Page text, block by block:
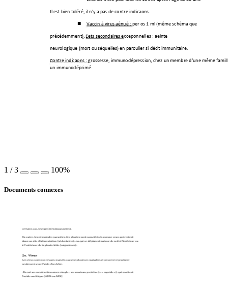
Il est bien toléré, il n’y a pas de contre indications.
Vaccin à virus atténué : per os 1 ml (même schéma que
précédemment), Effets secondaires exceptionnell es : atteinte
neurologique (mort ou séquelles) en particulier si déficit immunitaire.
Contre indications : grossesse, immunodépression, chez un membre d’une même
un immunodéprimé.
1 /3 100%
Documents connexes